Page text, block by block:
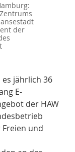
der
jährlich 36
E-
der HAW
und